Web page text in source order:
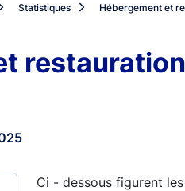
Statistiques Hébergement et
Ci - dessous figurent